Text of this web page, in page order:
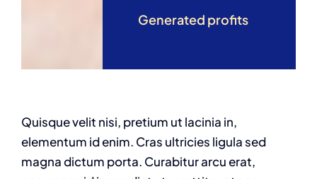
Generated profits
Quisque velit nisi, pretium ut lacinia in,
elementum id enim. Cras ultricies ligula sed
magna dictum porta. Curabitur arcu erat,